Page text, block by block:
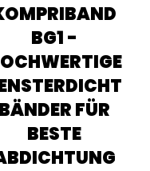
BG1 -
BÄNDER FÜR
BESTE